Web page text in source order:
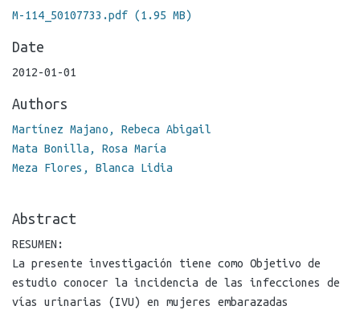
M-114_50107733.pdf (1.95 MB)
Date
2012-01-01
Authors
Martínez Majano, Rebeca Abigail
Mata Bonilla, Rosa María
Meza Flores, Blanca Lidia
Abstract
RESUMEN:
La presente investigación tiene como Objetivo de
estudio conocer la incidencia de las infecciones de
vías urinarias (IVU) en mujeres embarazadas